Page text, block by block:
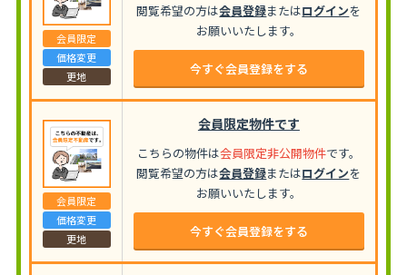
会員限定
価格変更
更地
閲覧希望の方は会員登録またはログインを
お願いいたします。
今すぐ会員登録をする
会員限定
価格変更
更地
会員限定物件です
こちらの物件は会員限定非公開物件です。
閲覧希望の方は会員登録またはログインを
お願いいたします。
今すぐ会員登録をする